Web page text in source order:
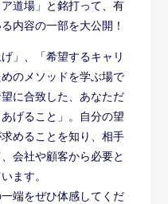
道場」と銘打って、有
内容の一部を大公開！
」、「希望するキャリ
のメソッドを学ぶ場で
に合致した、あなただ
げること」。自分の望
めることを知り、相手
会社や顧客から必要と
ます。
端をぜひ体感してくだ